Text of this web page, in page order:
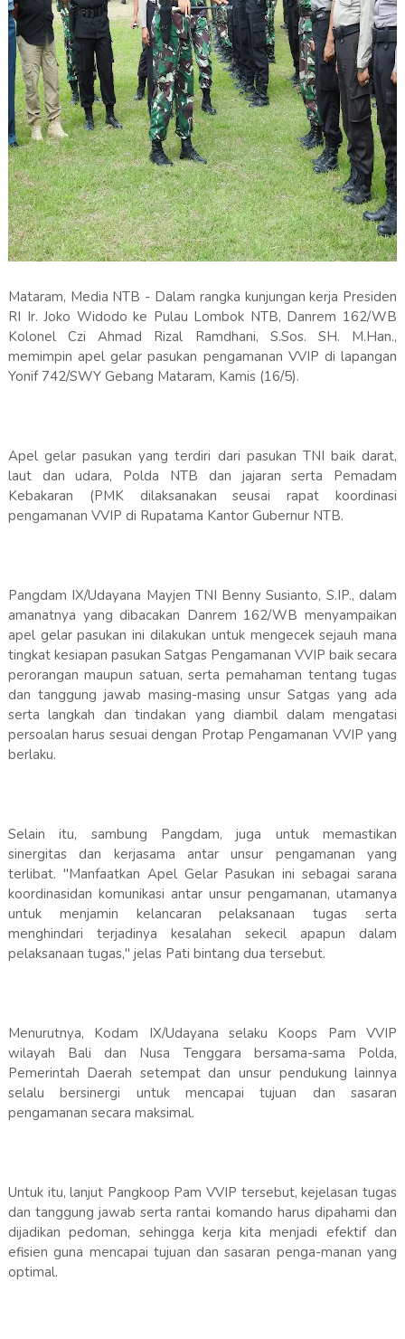
Mataram, Media NTB - Dalam rangka kunjungan kerja Presiden
RI Ir. Joko Widodo ke Pulau Lombok NTB, Danrem 162/WB
Kolonel Czi Ahmad Rizal Ramdhani, S.Sos. SH. M.Han.,
memimpin apel gelar pasukan pengamanan VVIP di lapangan
Yonif 742/SWY Gebang Mataram, Kamis (16/5).
Apel gelar pasukan yang terdiri dari pasukan TNI baik darat,
laut dan udara, Polda NTB dan jajaran serta Pemadam
Kebakaran (PMK dilaksanakan seusai rapat koordinasi
pengamanan VVIP di Rupatama Kantor Gubernur NTB.
Pangdam IX/Udayana Mayjen TNI Benny Susianto, S.IP., dalam
amanatnya yang dibacakan Danrem 162/WB menyampaikan
apel gelar pasukan ini dilakukan untuk mengecek sejauh mana
tingkat kesiapan pasukan Satgas Pengamanan VVIP baik secara
perorangan maupun satuan, serta pemahaman tentang tugas
dan tanggung jawab masing-masing unsur Satgas yang ada
serta langkah dan tindakan yang diambil dalam mengatasi
persoalan harus sesuai dengan Protap Pengamanan VVIP yang
berlaku.
Selain itu, sambung Pangdam, juga untuk memastikan
sinergitas dan kerjasama antar unsur pengamanan yang
terlibat. "Manfaatkan Apel Gelar Pasukan ini sebagai sarana
koordinasidan komunikasi antar unsur pengamanan, utamanya
untuk menjamin kelancaran pelaksanaan tugas serta
menghindari terjadinya kesalahan sekecil apapun dalam
pelaksanaan tugas," jelas Pati bintang dua tersebut.
Menurutnya, Kodam IX/Udayana selaku Koops Pam VVIP
wilayah Bali dan Nusa Tenggara bersama-sama Polda,
Pemerintah Daerah setempat dan unsur pendukung lainnya
selalu bersinergi untuk mencapai tujuan dan sasaran
pengamanan secara maksimal.
Untuk itu, lanjut Pangkoop Pam VVIP tersebut, kejelasan tugas
dan tanggung jawab serta rantai komando harus dipahami dan
dijadikan pedoman, sehingga kerja kita menjadi efektif dan
efisien guna mencapai tujuan dan sasaran penga-manan yang
optimal.